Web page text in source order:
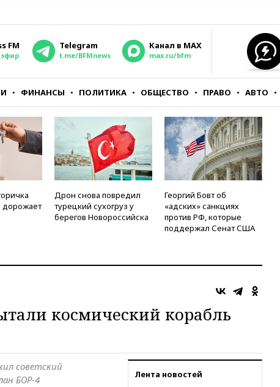
FM Telegram
t.me/BFMnews
Канал в MAX
max.ru/bfm
ФИНАНСЫ ПОЛИТИКА ОБЩЕСТВО ПРАВО АВТО
дорожает
Дрон снова повредил
турецкий сухогруз у
берегов Новороссийска
Георгий Бовт об
«адских» санкциях
против РФ, которые
поддержал Сенат США
космический корабль
Лента новостей
советский
БОР-4